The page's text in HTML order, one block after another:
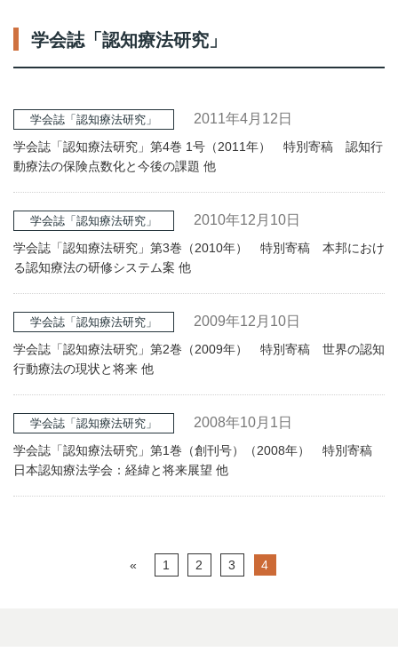
学会誌「認知療法研究」
学会誌「認知療法研究」 2011年4月12日
学会誌「認知療法研究」第4巻 1号（2011年） 特別寄稿 認知行
動療法の保険点数化と今後の課題 他
学会誌「認知療法研究」 2010年12月10日
学会誌「認知療法研究」第3巻（2010年） 特別寄稿 本邦におけ
る認知療法の研修システム案 他
学会誌「認知療法研究」 2009年12月10日
学会誌「認知療法研究」第2巻（2009年） 特別寄稿 世界の認知
行動療法の現状と将来 他
学会誌「認知療法研究」 2008年10月1日
学会誌「認知療法研究」第1巻（創刊号）（2008年） 特別寄稿
日本認知療法学会：経緯と将来展望 他
« 1 2 3 4